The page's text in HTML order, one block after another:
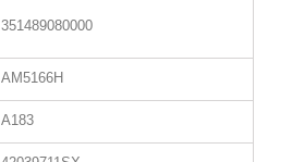
351489080000
AM5166H
A183